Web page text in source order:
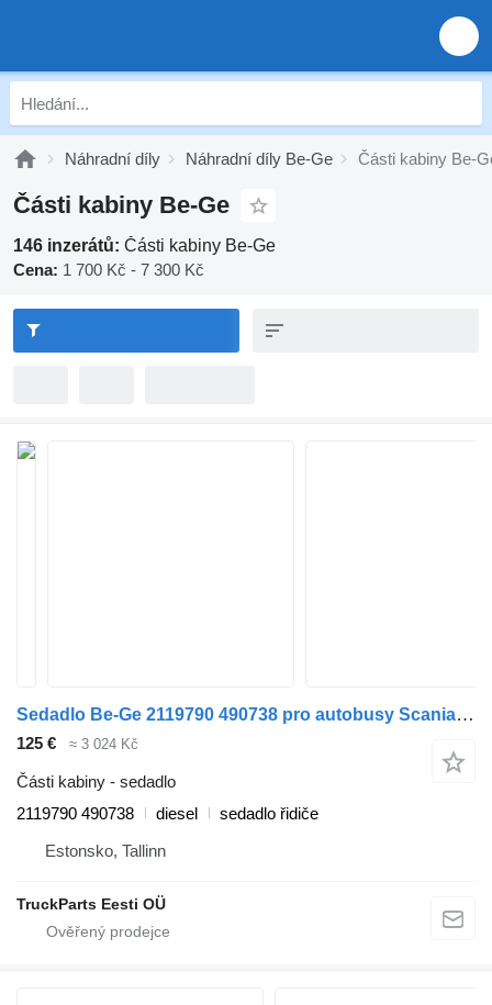
Náhradní díly Náhradní díly Be-Ge Části kabiny Be-
Části kabiny Be-Ge
146 inzerátů: Části kabiny Be-Ge
Cena: 1 700 Kč - 7 300 Kč
Sedadlo Be-Ge 2119790 490738 pro autobusy Scania K,N,F-series (2006-)
125 € ≈ 3 024 Kč
Části kabiny - sedadlo
2119790 490738
diesel
sedadlo řidiče
Estonsko, Tallinn
TruckParts Eesti OÜ